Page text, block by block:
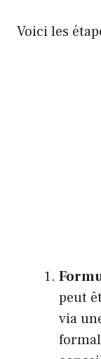
Voici les
peut
via